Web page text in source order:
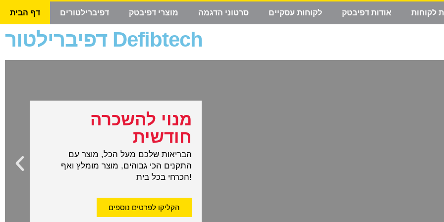
דף הבית דפיברילטורים מוצרי דפיבטק סרטוני הדגמה לקוחות עסקיים אודות דפיבטק לקוחות
דפיברילטור Defibtech
מנוי להשכרה
חודשית
הבריאות שלכם מעל הכל, מוצר עם
התקנים הכי גבוהים, מוצר מומלץ ואף
הכרחי בכל בית!
הקליקו לפרטים נוספים